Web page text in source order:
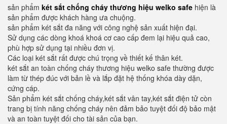
sản phẩm két sắt chống cháy thương hiệu welko safe hiện là
sản phẩm được khách hàng ưa chuộng.
sản phẩm két sắt đa năng với công nghệ sản xuất hiện đại.
Sử dụng các dòng khoá khoá cơ cao cấp đem lại hiệu quả cao,
phù hợp sử dụng tại nhiều đơn vị.
Các loại két sắt rất được chú trọng về thiết kế thân két.
két sắt an toàn chống cháy thương hiệu welko safe thường được
làm từ thép đúc với bản lề và lắp đặt hệ thống khóa dày dặn,
cứng cáp.
Sản phẩm két sắt chống cháy,két sắt vân tay,két sắt điện tử còn
trang bị tính năng chống cháy nên đảm bảo tuyệt đối độ bảo mật
và an toàn tuyệt đối cho tài sản của bạn.